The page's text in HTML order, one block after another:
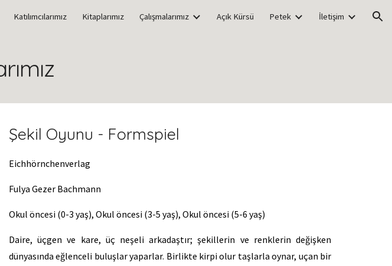
Skip to navigation
Katılımcılarımız Kitaplarımız Çalışmalarımız Açık Kürsü Petek İletişim
Şekil Oyunu - Formspiel
Eichhörnchenverlag
Fulya Gezer Bachmann
Okul öncesi (0-3 yaş), Okul öncesi (3-5 yaş), Okul öncesi (5-6 yaş)
Daire, üçgen ve kare, üç neşeli arkadaştır; şekillerin ve renklerin değişken
dünyasında eğlenceli buluşlar yaparlar. Birlikte kirpi olur taşlarla oynar, uçan bir